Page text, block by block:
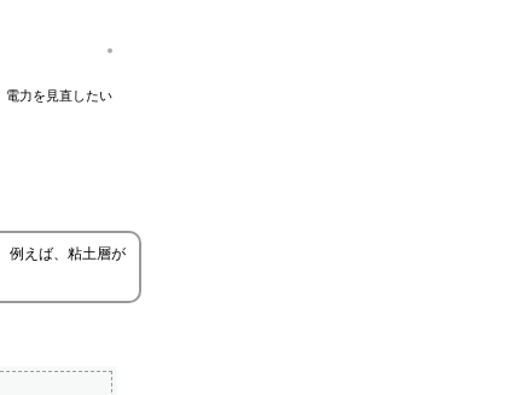
電力を見直したい
例えば、粘土層が